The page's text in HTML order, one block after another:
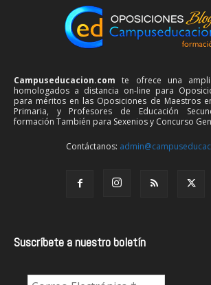
Campuseducacion.com te ofrece una
homologados a distancia on-line para
para méritos en las Oposiciones de Maestros
Primaria, y Profesores de Educación
formación También para Sexenios y Concurso
Contáctanos:
Suscríbete a nuestro boletín